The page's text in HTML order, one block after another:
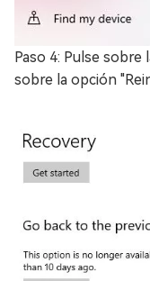
Paso 4: Pulse sobre
sobre la opción